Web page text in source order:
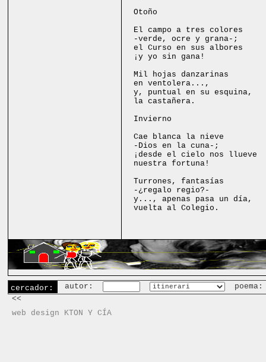
Otoño
El campo a tres colores
-verde, ocre y grana-;
el Curso en sus albores
¡y yo sin gana!
Mil hojas danzarinas
en ventolera...,
y, puntual en su esquina,
la castañera.
Invierno
Cae blanca la nieve
-Dios en la cuna-;
¡desde el cielo nos llueve
nuestra fortuna!
Turrones, fantasías
-¿regalo regio?-
y..., apenas pasa un día,
vuelta al Colegio.
cercador: autor:
<<
web design KTON Y CÍA